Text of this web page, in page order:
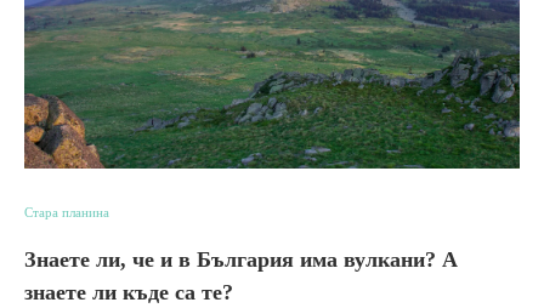
Стара планина
Знаете ли, че и в България има вулкани? А
знаете ли къде са те?